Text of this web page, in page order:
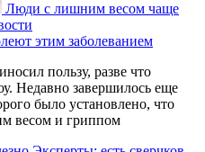
Люди с лишним весом чаще
этим заболеванием
пользу, разве что
Недавно завершилось еще
было установлено, что
весом и гриппом